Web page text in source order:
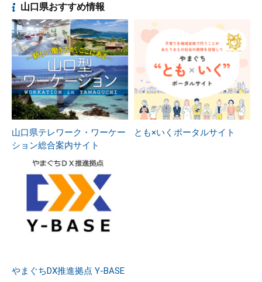
山口県おすすめ情報
山口県テレワーク・ワーケー
ション総合案内サイト
とも×いくポータルサイト
やまぐちDX推進拠点 Y-BASE